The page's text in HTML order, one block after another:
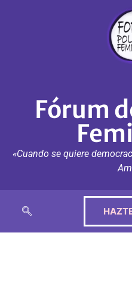
Fórum
«Cuando se quiere